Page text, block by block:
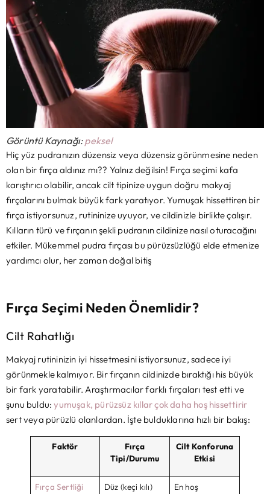
Görüntü Kaynağı:peksel
Hiç yüz pudranızın düzensiz veya düzensiz görünmesine neden
olan bir fırça aldınız mı?? Yalnız değilsin! Fırça seçimi kafa
karıştırıcı olabilir, ancak cilt tipinize uygun doğru makyaj
fırçalarını bulmak büyük fark yaratıyor. Yumuşak hissettiren bir
fırça istiyorsunuz, rutininize uyuyor, ve cildinizle birlikte çalışır.
Kılların türü ve fırçanın şekli pudranın cildinize nasıl oturacağını
etkiler. Mükemmel pudra fırçası bu pürüzsüzlüğü elde etmenize
yardımcı olur, her zaman doğal bitiş
Fırça Seçimi Neden Önemlidir?
Cilt Rahatlığı
Makyaj rutininizin iyi hissetmesini istiyorsunuz, sadece iyi
görünmekle kalmıyor. Bir fırçanın cildinizde bıraktığı his büyük
bir fark yaratabilir. Araştırmacılar farklı fırçaları test etti ve
şunu buldu:yumuşak, pürüzsüz kıllar çok daha hoş hissettirir
sert veya pürüzlü olanlardan. İşte bulduklarına hızlı bir bakış:
Faktör
Fırça
Tipi/Durumu
Cilt Konforuna
Etkisi
Fırça Sertliği Düz (keçi kılı) En hoş